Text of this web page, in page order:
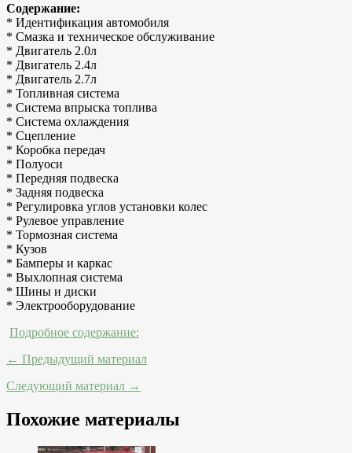
Содержание:
* Идентификация автомобиля
* Смазка и техническое обслуживание
* Двигатель 2.0л
* Двигатель 2.4л
* Двигатель 2.7л
* Топливная система
* Система впрыска топлива
* Система охлаждения
* Сцепление
* Коробка передач
* Полуоси
* Передняя подвеска
* Задняя подвеска
* Регулировка углов установки колес
* Рулевое управление
* Тормозная система
* Кузов
* Бамперы и каркас
* Выхлопная система
* Шины и диски
* Электрооборудование
Подробное содержание:
← Предыдущий материал
Следующий материал →
Похожие материалы